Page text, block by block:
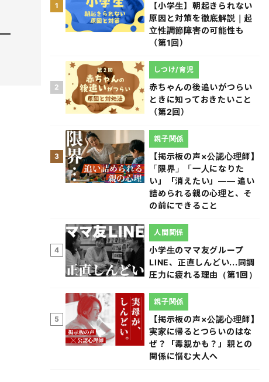
1
【小学生】朝起きられない
原因と対策を徹底解説｜起
立性調節障害の可能性も
（第1回）
2
赤ちゃんの後追いがつらい
ときに知っておきたいこと
（第2回）
しつけ/育児
3
【掲示板の声×公認心理師】
「限界」「一人になりた
い」「消えたい」―― 追い
詰められる親の心理と、そ
の前にできること
親子関係
4
小学生のママ友グループ
LINE、正直しんどい...同調
圧力に疲れる理由（第1回）
人間関係
5
【掲示板の声×公認心理師】
実家に帰るとつらいのはな
ぜ？「毒親かも？」親との
関係に悩む大人へ
親子関係